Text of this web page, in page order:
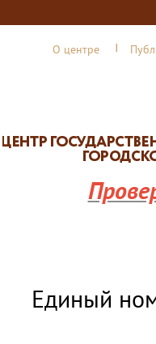
О центре
Единый